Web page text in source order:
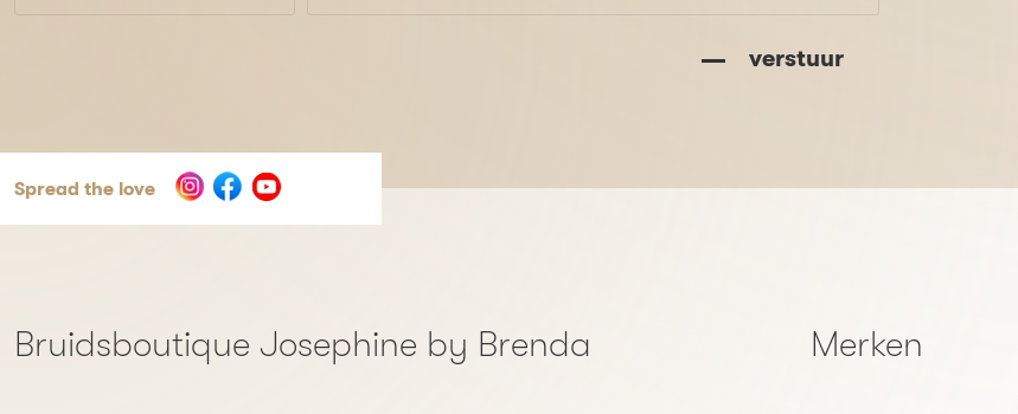
verstuur
Spread the love
Bruidsboutique Josephine by Brenda Merken